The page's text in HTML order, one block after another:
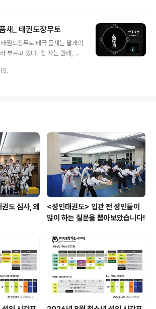
태극 품새의 내용이 되고 있다.
의미하며, 진은 우레를 나타내
지니고 있다. 옆차기와 같이 큰
새_ 태권도장무토
권도장무토 태극 품새는 팔괘의
부르고 있다. '장'자는 원래, 제
의미요소로 쓰였고, 볕 양은 발
의미하며, 손은 바람을 나타내
세와 고요의 뜻을 지닌다. 힘의 강
단계이다.
도 심사, 왜
<성인태권도> 입관 전 성인들이
많이 하는 질문을 뽑아보았습니다!